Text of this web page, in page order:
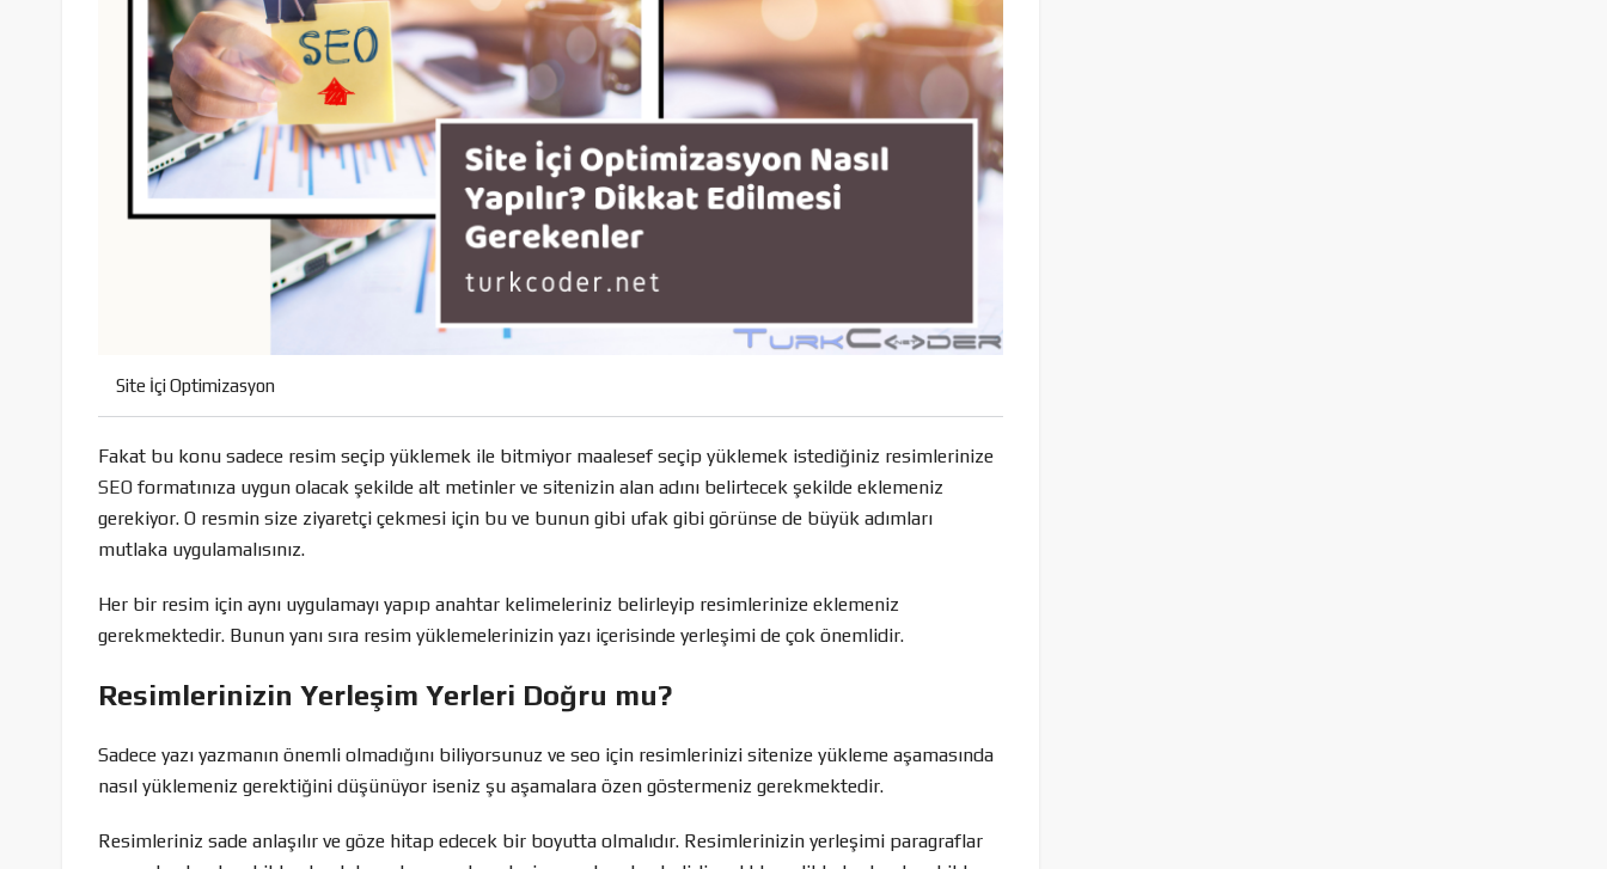
Site İçi Optimizasyon
Fakat bu konu sadece resim seçip yüklemek ile bitmiyor maalesef seçip yüklemek istediğiniz resimlerinize
SEO formatınıza uygun olacak şekilde alt metinler ve sitenizin alan adını belirtecek şekilde eklemeniz
gerekiyor. O resmin size ziyaretçi çekmesi için bu ve bunun gibi ufak gibi görünse de büyük adımları
mutlaka uygulamalısınız.
Her bir resim için aynı uygulamayı yapıp anahtar kelimeleriniz belirleyip resimlerinize eklemeniz
gerekmektedir. Bunun yanı sıra resim yüklemelerinizin yazı içerisinde yerleşimi de çok önemlidir.
Resimlerinizin Yerleşim Yerleri Doğru mu?
Sadece yazı yazmanın önemli olmadığını biliyorsunuz ve seo için resimlerinizi sitenize yükleme aşamasında
nasıl yüklemeniz gerektiğini düşünüyor iseniz şu aşamalara özen göstermeniz gerekmektedir.
Resimleriniz sade anlaşılır ve göze hitap edecek bir boyutta olmalıdır. Resimlerinizin yerleşimi paragraflar